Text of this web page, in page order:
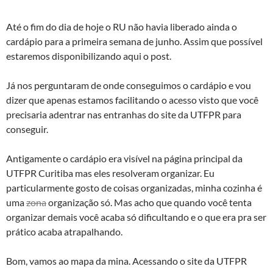
Até o fim do dia de hoje o RU não havia liberado ainda o
cardápio para a primeira semana de junho. Assim que possível
estaremos disponibilizando aqui o post.
Já nos perguntaram de onde conseguimos o cardápio e vou
dizer que apenas estamos facilitando o acesso visto que você
precisaria adentrar nas entranhas do site da UTFPR para
conseguir.
Antigamente o cardápio era visível na página principal da
UTFPR Curitiba mas eles resolveram organizar. Eu
particularmente gosto de coisas organizadas, minha cozinha é
umazonaorganização só. Mas acho que quando você tenta
organizar demais você acaba só dificultando e o que era pra ser
prático acaba atrapalhando.
Bom, vamos ao mapa da mina. Acessando o site da UTFPR